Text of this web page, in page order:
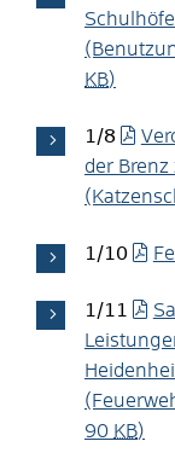
KB)
1/8
der
1/10
1/11
90 KB)